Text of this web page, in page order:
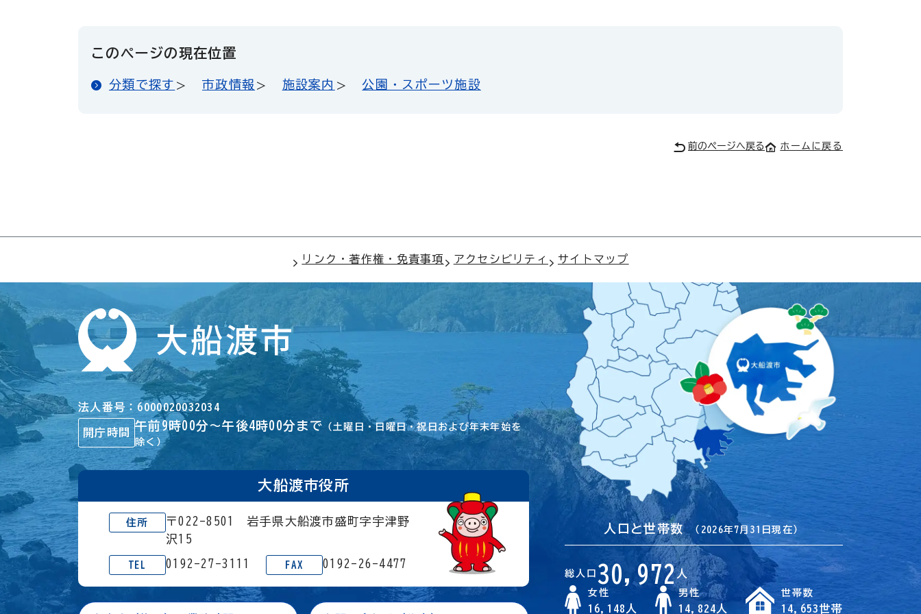
このページの現在位置
分類で探す 市政情報 施設案内 公園・スポーツ施設
前のページへ戻る ホームに戻る
リンク・著作権・免責事項 アクセシビリティ サイトマップ
法人番号 6000020032034
開庁時間
午前9時00分～午後4時00分まで （土曜日・日曜日・祝日および年末年始を
除く）
大船渡市役所
住所
〒022-8501 岩手県大船渡市盛町字宇津野
沢15
TEL 0192-27-3111 FAX 0192-26-4477
人口と世帯数 （2026年7月31日現在）
総人口 30,972人
女性
16,148人
男性
14,824人
世帯数
14,653世帯